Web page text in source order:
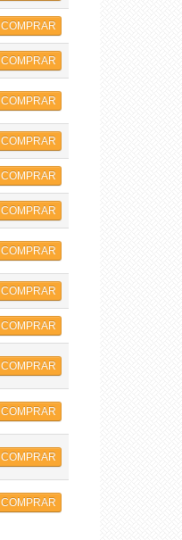
COMPRAR
COMPRAR
COMPRAR
COMPRAR
COMPRAR
COMPRAR
COMPRAR
COMPRAR
COMPRAR
COMPRAR
COMPRAR
COMPRAR
COMPRAR